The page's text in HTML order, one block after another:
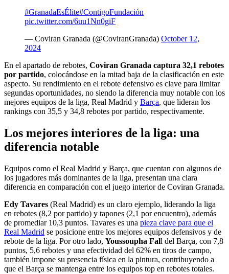
#GranadaEsÉlite#ContigoFundación
pic.twitter.com/6uu1Nn0giF
— Coviran Granada (@CoviranGranada) October 12,
2024
En el apartado de rebotes, Coviran Granada captura 32,1 rebotes
por partido, colocándose en la mitad baja de la clasificación en este
aspecto. Su rendimiento en el rebote defensivo es clave para limitar
segundas oportunidades, no siendo la diferencia muy notable con los
mejores equipos de la liga, Real Madrid y Barça, que lideran los
rankings con 35,5 y 34,8 rebotes por partido, respectivamente.
Los mejores interiores de la liga: una
diferencia notable
Equipos como el Real Madrid y Barça, que cuentan con algunos de
los jugadores más dominantes de la liga, presentan una clara
diferencia en comparación con el juego interior de Coviran Granada.
Edy Tavares (Real Madrid) es un claro ejemplo, liderando la liga
en rebotes (8,2 por partido) y tapones (2,1 por encuentro), además
de promediar 10,3 puntos. Tavares es una pieza clave para que el
Real Madrid se posicione entre los mejores equipos defensivos y de
rebote de la liga. Por otro lado, Youssoupha Fall del Barça, con 7,8
puntos, 5,6 rebotes y una efectividad del 62% en tiros de campo,
también impone su presencia física en la pintura, contribuyendo a
que el Barça se mantenga entre los equipos top en rebotes totales.